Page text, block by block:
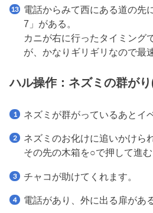
電話からみて西にある道の先
7」がある。
カニが右に行ったタイミング
が、かなりギリギリなので最
ハル操作：ネズミの群が
ネズミが群がっているあとイ
ネズミのお化けに追いかけら
その先の木箱を○で押して進む
チャコが助けてくれます。
電話があり、外に出る扉があ